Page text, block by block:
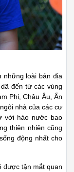
những loài bản địa
đến từ các vùng
Phi, Châu Âu, Ấn
nhà của các cư
với hào nước bao
thiên nhiên cũng
động nhất cho
được tận mắt quan